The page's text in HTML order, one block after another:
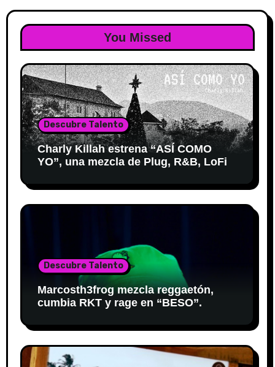
You Missed
Descubre Talento
Charly Killah estrena “ASÍ COMO
YO”, una mezcla de Plug, R&B, LoFi
Descubre Talento
Marcosth3frog mezcla reggaetón,
cumbia RKT y rage en “BESO”.